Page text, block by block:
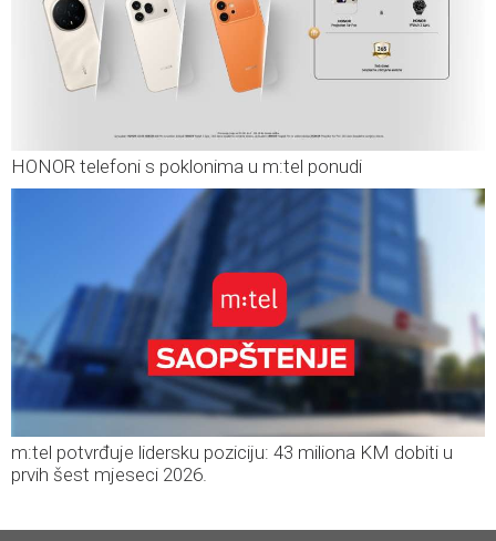
HONOR telefoni s poklonima u m:tel ponudi
m:tel potvrđuje lidersku poziciju: 43 miliona KM dobiti u
prvih šest mjeseci 2026.